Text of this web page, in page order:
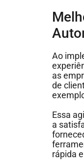
Ao
as
de
Essa
a
rápida